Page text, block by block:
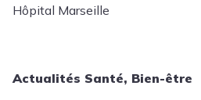
Hôpital Marseille
Actualités Santé, Bien-être